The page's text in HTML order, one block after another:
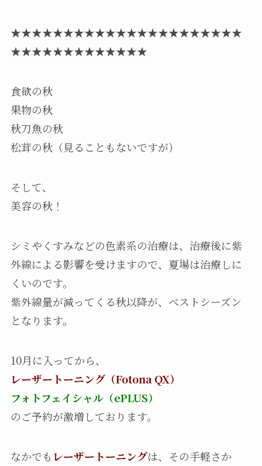
★★★★★★★★★★★★★★★★★★★★★★
★★★★★★★★★★★★★
食欲の秋
果物の秋
秋刀魚の秋
松茸の秋（見ることもないですが）
そして、
美容の秋！
シミやくすみなどの色素系の治療は、治療後に紫
外線による影響を受けますので、夏場は治療しに
くいのです。
紫外線量が減ってくる秋以降が、ベストシーズン
となります。
10月に入ってから、
レーザートーニング（Fotona QX）
フォトフェイシャル（ePLUS）
のご予約が激増しております。
なかでも レーザートーニングは、その手軽さか